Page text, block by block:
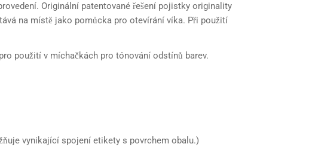
Originální patentované řešení pojistky originality
na místě jako pomůcka pro otevírání víka. Při použití
použití v míchačkách pro tónování odstínů barev.
vynikající spojení etikety s povrchem obalu.)